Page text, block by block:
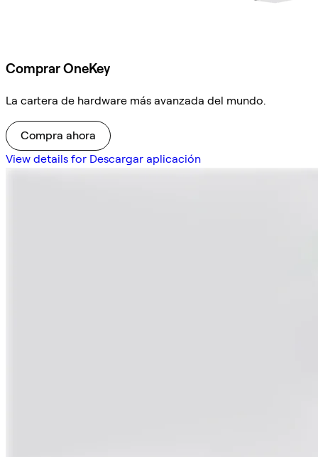
Comprar OneKey
La cartera de hardware más avanzada del mundo.
Compra ahora
View details for Descargar aplicación